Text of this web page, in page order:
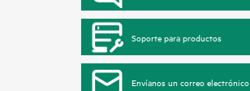
Soporte para productos
Envíanos un correo electrónico